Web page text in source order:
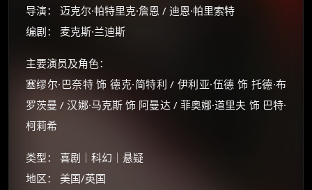
导演： 迈克尔·帕特里克·詹恩 / 迪恩·帕里索特
编剧： 麦克斯·兰迪斯
主要演员及角色：
塞缪尔·巴奈特 饰 德克·简特利 / 伊利亚·伍德 饰 托德·布
罗茨曼 / 汉娜·马克斯 饰 阿曼达 / 菲奥娜·道里夫 饰 巴特·
柯莉希
类型： 喜剧｜科幻｜悬疑
地区： 美国/英国